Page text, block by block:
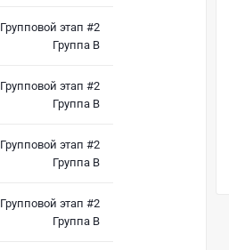
Групповой этап #2
Группа B
Групповой этап #2
Группа B
Групповой этап #2
Группа B
Групповой этап #2
Группа B